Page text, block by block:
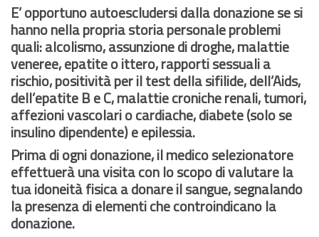
E’ opportuno autoescludersi dalla donazione se si
hanno nella propria storia personale problemi
quali: alcolismo, assunzione di droghe, malattie
veneree, epatite o ittero, rapporti sessuali a
rischio, positività per il test della sifilide, dell’Aids,
dell’epatite B e C, malattie croniche renali, tumori,
affezioni vascolari o cardiache, diabete (solo se
insulino dipendente) e epilessia.
Prima di ogni donazione, il medico selezionatore
effettuerà una visita con lo scopo di valutare la
tua idoneità fisica a donare il sangue, segnalando
la presenza di elementi che controindicano la
donazione.